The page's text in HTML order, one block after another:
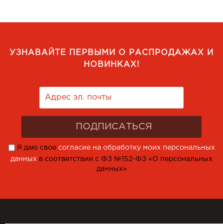
УЗНАВАЙТЕ ПЕРВЫМИ О РАСПРОДАЖАХ И
НОВИНКАХ!
Я даю свое согласие на обработку моих персональных
данных в соответствии с ФЗ №152-ФЗ «О персональных
данных»